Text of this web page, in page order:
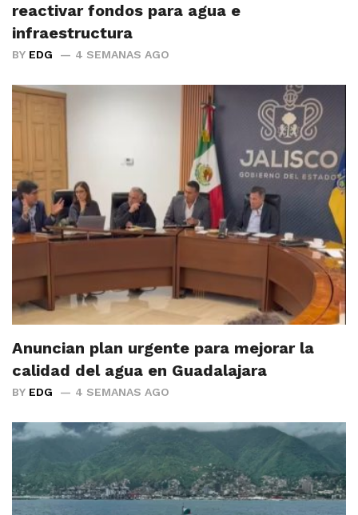
reactivar fondos para agua e
infraestructura
BY EDG 4 SEMANAS AGO
Anuncian plan urgente para mejorar la
calidad del agua en Guadalajara
BY EDG 4 SEMANAS AGO